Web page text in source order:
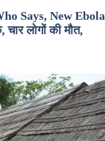
Says, New Ebola
लोगों की मौत,